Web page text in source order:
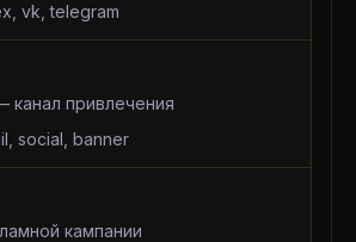
vk, telegram
канал привлечения
social, banner
кампании